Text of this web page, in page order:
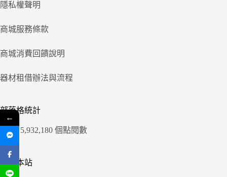
隱私權聲明
商城服務條款
商城消費回饋說明
器材租借辦法與流程
部落格統計
5,932,180 個點閱數
關於本站
←